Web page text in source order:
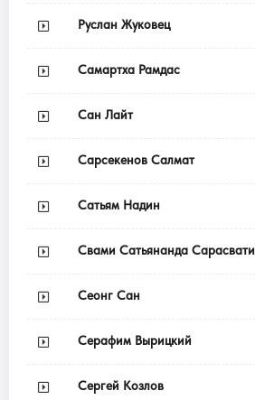
Руслан Жуковец
Самартха Рамдас
Сан Лайт
Сарсекенов Салмат
Сатьям Надин
Свами Сатьянанда Сарасвати
Сеонг Сан
Серафим Вырицкий
Сергей Козлов